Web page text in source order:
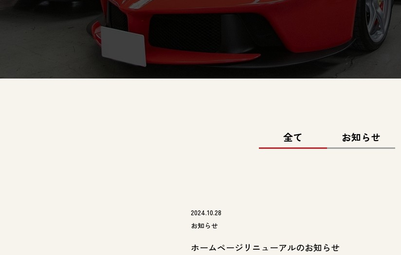
全て お知らせ
2024.10.28
お知らせ
ホームページリニューアルのお知らせ